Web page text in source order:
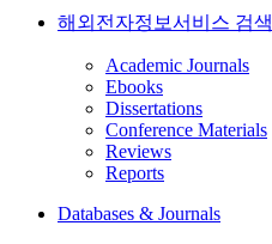
해외전자정보서비스 검색
Academic Journals
Ebooks
Dissertations
Conference Materials
Reviews
Reports
Databases & Journals